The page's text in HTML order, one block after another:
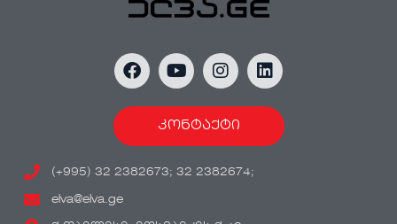
კონტაქტი
(+995) 32 2382673; 32 2382674;
elva@elva.ge